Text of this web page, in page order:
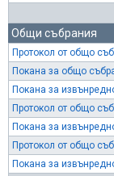
Общи събрания
Протокол от общо
Покана за общо
Покана за
Протокол от общо
Покана за
Протокол от общо
Покана за